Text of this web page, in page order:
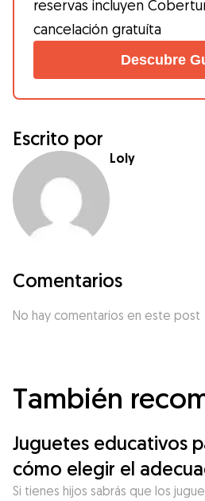
reservas incluyen
cancelación gratuíta
Descubre
Escrito por
Loly
Comentarios
No hay comentarios en este post
También
Juguetes educativos
cómo elegir el
Si tienes hijos sabrás que los